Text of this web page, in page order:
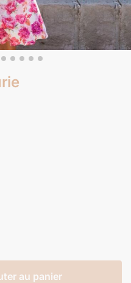
au panier